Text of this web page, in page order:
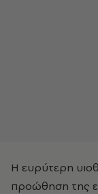
Η ευρύτερη
προώθηση της